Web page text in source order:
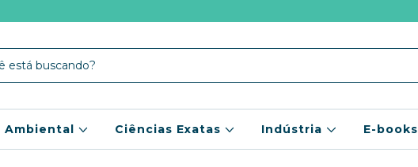
Ambiental Ciências Exatas Indústria E-books